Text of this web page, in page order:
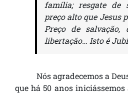
família; resgate de
preço alto que Jesus
Preço de
libertação… Isto é
Nós agradecemos a
que há 50 anos iniciássemos